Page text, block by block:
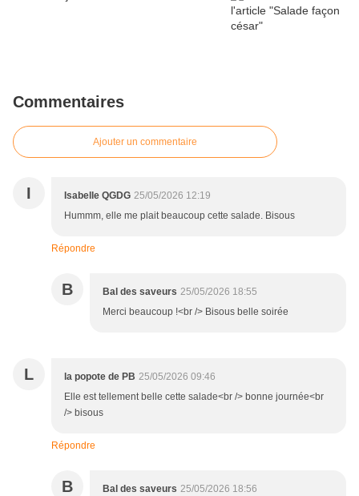
Commentaires
Ajouter un commentaire
I Isabelle QGDG 25/05/2026 12:19
Hummm, elle me plait beaucoup cette salade. Bisous
Répondre
B Bal des saveurs 25/05/2026 18:55
Merci beaucoup !<br /> Bisous belle soirée
L la popote de PB 25/05/2026 09:46
Elle est tellement belle cette salade<br /> bonne journée<br
/> bisous
Répondre
B Bal des saveurs 25/05/2026 18:56